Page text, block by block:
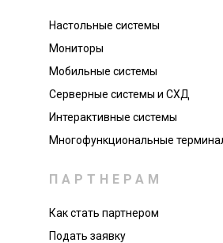
Настольные системы
Мониторы
Мобильные системы
Серверные системы и СХД
Интерактивные системы
Многофункциональные
ПАРТНЕРАМ
Как стать партнером
Подать заявку